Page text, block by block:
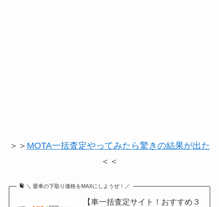
＞＞ MOTA一括査定やってみたら驚きの結果が出た
＜＜
＼ 愛車の下取り価格をMAXにしようぜ！／
【車一括査定サイト！おすすめ３